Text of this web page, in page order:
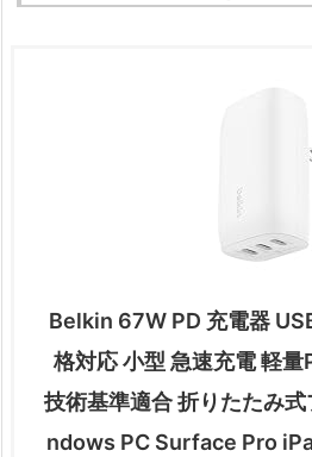
Belkin 67W PD 充電器
格対応 小型 急速充電 軽
技術基準適合 折りたたみ
ndows PC Surface Pro